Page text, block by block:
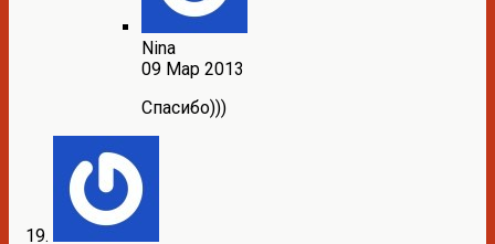
Nina
09 Мар 2013
Спасибо)))